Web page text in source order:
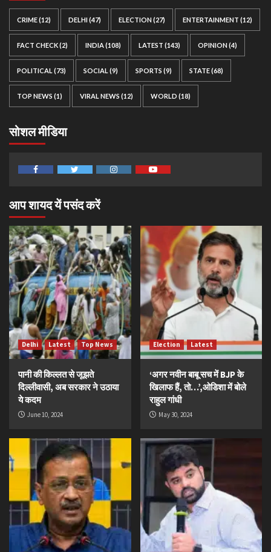
CRIME(12) DELHI(47) ELECTION(27) ENTERTAINMENT (12)
FACT CHECK(2) INDIA(108) LATEST (143) OPINION(4)
POLITICAL (73) SOCIAL (9) SPORTS (9) STATE(68)
TOP NEWS (1) VIRAL NEWS (12) WORLD (18)
सोशल मीडिया
आप शायद यें पसंद करें
Delhi Latest Top News
पानी की किल्लत से जूझते
दिल्लीवासी, अब सरकार ने उठाया
ये कदम
June 10, 2024
Election Latest
‘अगर नवीन बाबू सच में BJP के
खिलाफ हैं, तो…’,ओडिशा में बोले
राहुल गांधी
May 30, 2024